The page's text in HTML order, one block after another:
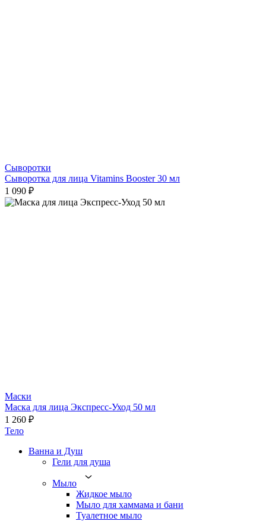
Сыворотки
Сыворотка для лица Vitamins Booster 30 мл
1 090 ₽
Маски
Маска для лица Экспресс-Уход 50 мл
1 260 ₽
Тело
Ванна и Душ
Гели для душа
Мыло
Жидкое мыло
Мыло для хаммама и бани
Туалетное мыло